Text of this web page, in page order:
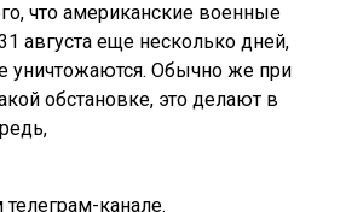
что американские военные
августа еще несколько дней,
уничтожаются. Обычно же при
обстановке, это делают в
канале.